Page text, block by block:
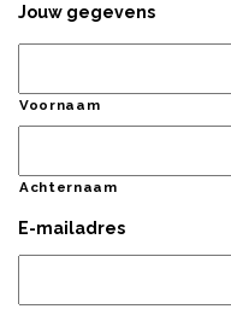
Jouw gegevens
Voornaam
Achternaam
E-mailadres